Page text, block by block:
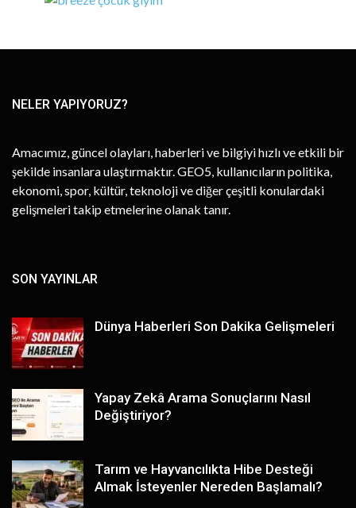
NELER YAPIYORUZ?
Amacımız, güncel olayları, haberleri ve bilgiyi hızlı ve etkili bir
şekilde insanlara ulaştırmaktır. GEO5, kullanıcıların politika,
ekonomi, spor, kültür, teknoloji ve diğer çeşitli konulardaki
gelişmeleri takip etmelerine olanak tanır.
SON YAYINLAR
Dünya Haberleri Son Dakika Gelişmeleri
Yapay Zekâ Arama Sonuçlarını Nasıl
Değiştiriyor?
Tarım ve Hayvancılıkta Hibe Desteği
Almak İsteyenler Nereden Başlamalı?